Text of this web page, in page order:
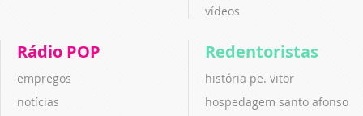
vídeos
Rádio POP
empregos
notícias
Redentoristas
história pe. vitor
hospedagem santo afonso